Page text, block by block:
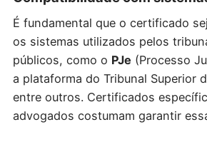
É fundamental que o certificado
os sistemas utilizados pelos
públicos, como o PJe (Processo
a plataforma do Tribunal Superior
entre outros. Certificados
advogados costumam garantir